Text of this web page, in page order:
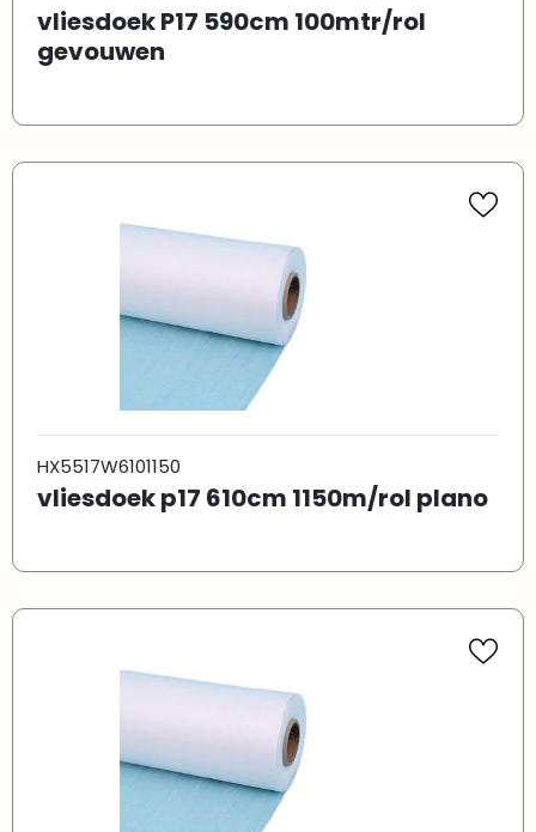
vliesdoek P17 590cm 100mtr/rol
gevouwen
HX5517W6101150
vliesdoek p17 610cm 1150m/rol plano